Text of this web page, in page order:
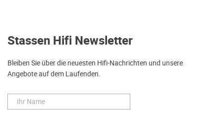
Stassen Hifi Newsletter
Bleiben Sie über die neuesten Hifi-Nachrichten und unsere
Angebote auf dem Laufenden.